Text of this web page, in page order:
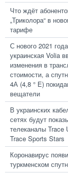
Что ждёт
„Триколора“ в
тарифе
С нового 2021 года
украинская Volia
изменения в
стоимости, а
4А (4,8 ° E)
вещатели
В украинских
сетях будут
телеканалы Trace
Trace Sports Stars
Коронавирус
туркменском